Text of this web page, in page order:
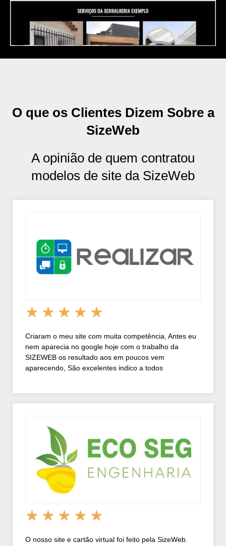
O que os Clientes Dizem Sobre a
SizeWeb
A opinião de quem contratou
modelos de site da SizeWeb
★ ★ ★ ★ ★
Criaram o meu site com muita competência, Antes eu
nem aparecia no google hoje com o trabalho da
SIZEWEB os resultado aos em poucos vem
aparecendo, São excelentes indico a todos
★ ★ ★ ★ ★
O nosso site e cartão virtual foi feito pela SizeWeb.